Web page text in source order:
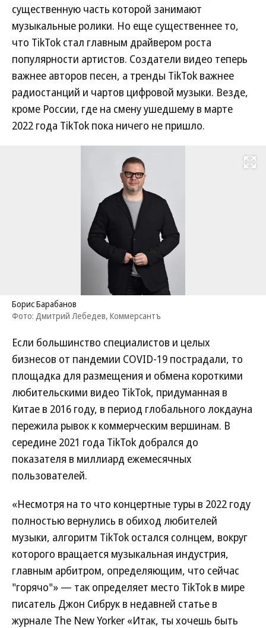
существенную часть которой занимают
музыкальные ролики. Но еще существеннее то,
что TikTok стал главным драйвером роста
популярности артистов. Создатели видео теперь
важнее авторов песен, а тренды TikTok важнее
радиостанций и чартов цифровой музыки. Везде,
кроме России, где на смену ушедшему в марте
2022 года TikTok пока ничего не пришло.
Развернуть
Борис Барабанов
Фото: Дмитрий Лебедев, Коммерсантъ
Если большинство специалистов и целых
бизнесов от пандемии COVID-19 пострадали, то
площадка для размещения и обмена короткими
любительскими видео TikTok, придуманная в
Китае в 2016 году, в период глобального локдауна
пережила рывок к коммерческим вершинам. В
середине 2021 года TikTok добрался до
показателя в миллиард ежемесячных
пользователей.
«Несмотря на то что концертные туры в 2022 году
полностью вернулись в обиход любителей
музыки, алгоритм TikTok остался солнцем, вокруг
которого вращается музыкальная индустрия,
главным арбитром, определяющим, что сейчас
"горячо"» — так определяет место TikTok в мире
писатель Джон Сибрук в недавней статье в
журнале The New Yorker «Итак, ты хочешь быть